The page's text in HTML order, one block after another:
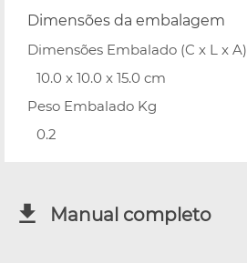
Dimensões da embalagem
Dimensões Embalado (C x L x A)
10.0 x 10.0 x 15.0 cm
Peso Embalado Kg
0.2
Manual completo